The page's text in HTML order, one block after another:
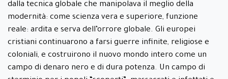
dalla tecnica globale che manipolava il meglio della
modernità: come scienza vera e superiore, funzione
reale: ardita e serva dell’orrore globale. Gli europei
cristiani continuarono a farsi guerre infinite, religiose e
coloniali, e costruirono il nuovo mondo intero come un
campo di denaro nero e di dura potenza. Un campo di